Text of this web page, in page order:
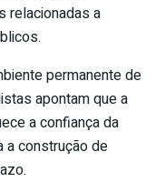
relacionadas a
permanente de
apontam que a
a confiança da
a construção de